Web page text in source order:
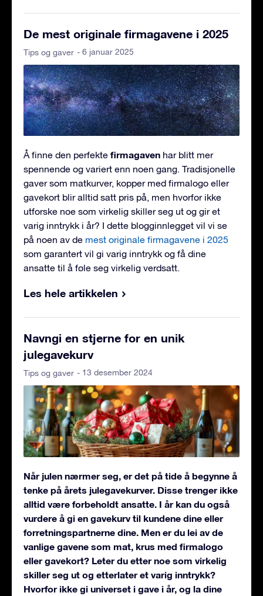
De mest originale firmagavene i 2025
Tips og gaver - 6 januar 2025
Å finne den perfekte firmagaven har blitt mer
spennende og variert enn noen gang. Tradisjonelle
gaver som matkurver, kopper med firmalogo eller
gavekort blir alltid satt pris på, men hvorfor ikke
utforske noe som virkelig skiller seg ut og gir et
varig inntrykk i år? I dette blogginnlegget vil vi se
på noen av de mest originale firmagavene i 2025
som garantert vil gi varig inntrykk og få dine
ansatte til å føle seg virkelig verdsatt.
Les hele artikkelen
Navngi en stjerne for en unik
julegavekurv
Tips og gaver - 13 desember 2024
Når julen nærmer seg, er det på tide å begynne å
tenke på årets julegavekurver. Disse trenger ikke
alltid være forbeholdt ansatte. I år kan du også
vurdere å gi en gavekurv til kundene dine eller
forretningspartnerne dine. Men er du lei av de
vanlige gavene som mat, krus med firmalogo
eller gavekort? Leter du etter noe som virkelig
skiller seg ut og etterlater et varig inntrykk?
Hvorfor ikke gi universet i gave i år, og la dine